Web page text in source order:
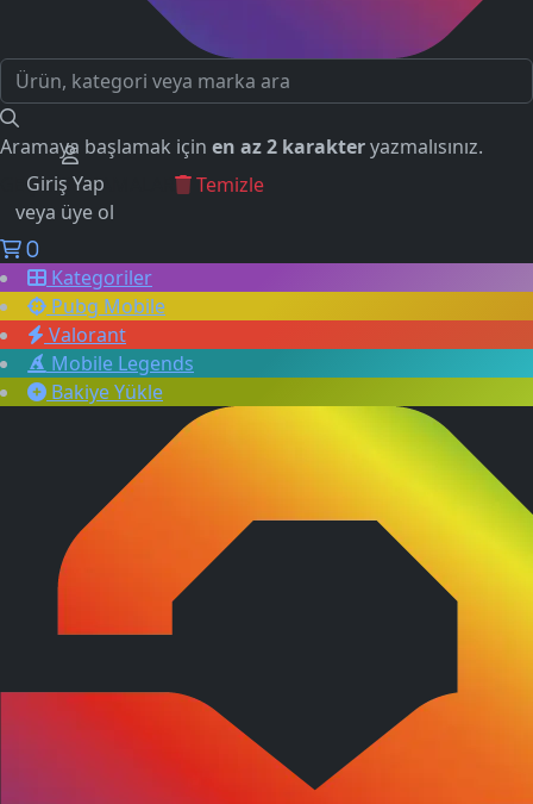
Aramaya başlamak için en az 2 karakteryazmalısınız.
GEÇMİŞ ARAMALAR
Temizle
Giriş Yap
veya üye ol
0
Kategoriler
Pubg Mobile
Valorant
Mobile Legends
Bakiye Yükle